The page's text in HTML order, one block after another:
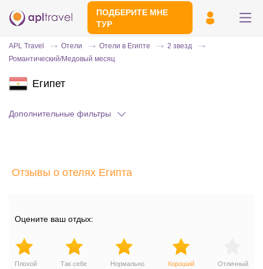
ПОДБЕРИТЕ МНЕ
ТУР
APL Travel Отели Отели в Египте
2 звезд
Романтический/Медовый месяц
Египет
Дополнительные фильтры
Отзывы о отелях Египта
Оцените ваш отдых:
Плохой Так себе Нормально Хороший Отличный